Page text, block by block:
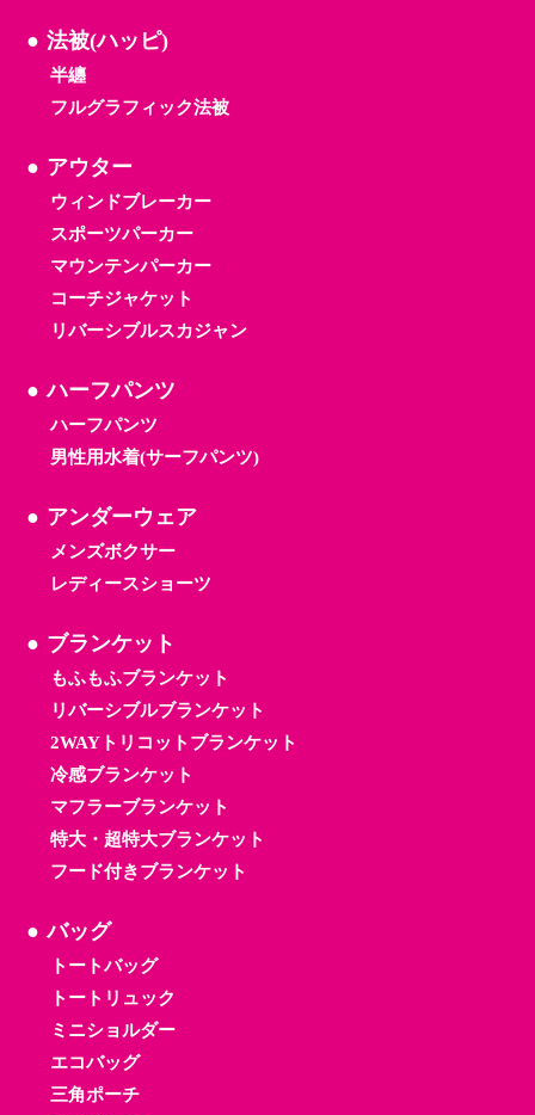
法被(ハッピ)
半纏
フルグラフィック法被
アウター
ウィンドブレーカー
スポーツパーカー
マウンテンパーカー
コーチジャケット
リバーシブルスカジャン
ハーフパンツ
ハーフパンツ
男性用水着(サーフパンツ)
アンダーウェア
メンズボクサー
レディースショーツ
ブランケット
もふもふブランケット
リバーシブルブランケット
2WAYトリコットブランケット
冷感ブランケット
マフラーブランケット
特大・超特大ブランケット
フード付きブランケット
バッグ
トートバッグ
トートリュック
ミニショルダー
エコバッグ
三角ポーチ